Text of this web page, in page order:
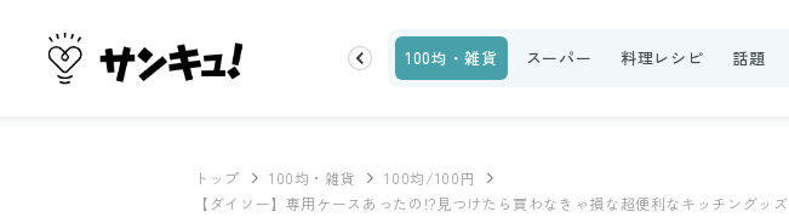
家事テク 収納・片付け ビューティ 100均・雑貨 スーパー 料理レシピ 話題
トップ 100均・雑貨
100均/100円
【ダイソー】専用ケースあったの!?見つけたら買わなきゃ損な超便利なキッチングッズ